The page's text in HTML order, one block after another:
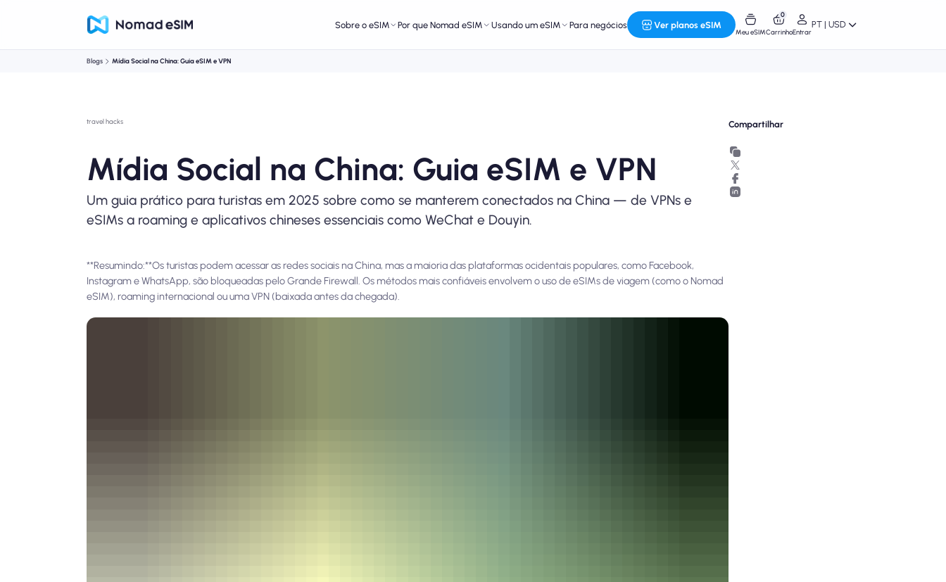
Sobre o eSIM Por que Nomad eSIM Usando um eSIM Para negócios Ver planos eSIM
Meu eSIM
0
CarrinhoEntrar
PT | USD
Blogs Mídia Social na China: Guia eSIM e VPN
travel hacks
Mídia Social na China: Guia eSIM e VPN
Um guia prático para turistas em 2025 sobre como se manterem conectados na China — de VPNs e
eSIMs a roaming e aplicativos chineses essenciais como WeChat e Douyin.
**Resumindo:**Os turistas podem acessar as redes sociais na China, mas a maioria das plataformas ocidentais populares, como Facebook,
Instagram e WhatsApp, são bloqueadas pelo Grande Firewall. Os métodos mais confiáveis ​​envolvem o uso de eSIMs de viagem (como o Nomad
eSIM), roaming internacional ou uma VPN (baixada antes da chegada).
Compartilhar